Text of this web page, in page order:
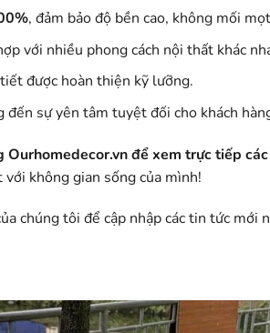
, đảm bảo độ bền cao, không mối
với nhiều phong cách nội thất khác
được hoàn thiện kỹ lưỡng.
đến sự yên tâm tuyệt đối cho khách
Ourhomedecor.vn để xem trực tiếp
không gian sống của mình!
chúng tôi để cập nhập các tin tức mới